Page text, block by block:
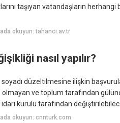
taşıyan vatandaşların
okuyun: tahanci.av.tr
nasıl yapılır?
düzeltilmesine ilişkin
ve toplum tarafından
kurulu tarafından
okuyun: cnnturk.com